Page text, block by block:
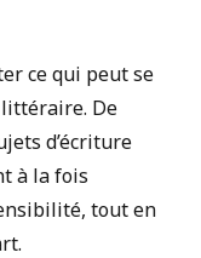
ce qui peut se
littéraire. De
d’écriture
à la fois
tout en